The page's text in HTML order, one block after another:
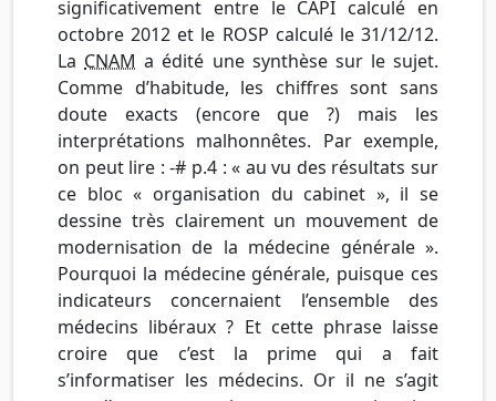
significativement entre le CAPI calculé en
octobre 2012 et le ROSP calculé le 31/12/12.
La CNAM a édité une synthèse sur le sujet.
Comme d’habitude, les chiffres sont sans
doute exacts (encore que ?) mais les
interprétations malhonnêtes. Par exemple,
on peut lire : -# p.4 : « au vu des résultats sur
ce bloc « organisation du cabinet », il se
dessine très clairement un mouvement de
modernisation de la médecine générale ».
Pourquoi la médecine générale, puisque ces
indicateurs concernaient l’ensemble des
médecins libéraux ? Et cette phrase laisse
croire que c’est la prime qui a fait
s’informatiser les médecins. Or il ne s’agit